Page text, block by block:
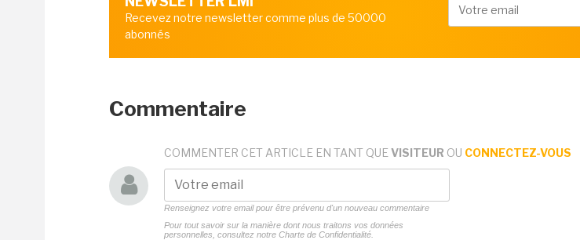
Recevez notre newsletter comme plus de 50000
abonnés
Commentaire
COMMENTER CET ARTICLE EN TANT QUE VISITEUR OU CONNECTEZ-VOUS
Renseignez votre email pour être prévenu d'un nouveau commentaire
Pour tout savoir sur la manière dont nous traitons vos données
personnelles, consultez notre Charte de Confidentialité.